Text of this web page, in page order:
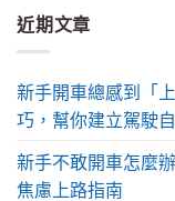
近期文章
新手開車總感到「
巧，幫你建立駕駛
新手不敢開車怎麼
焦慮上路指南